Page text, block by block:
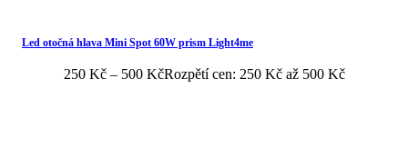
Led otočná hlava Mini Spot 60W prism Light4me
250 Kč – 500 KčRozpětí cen: 250 Kč až 500 Kč